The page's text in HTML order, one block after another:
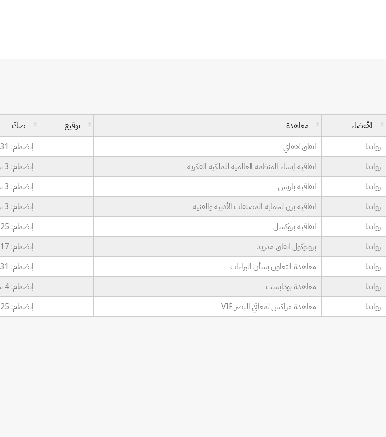
الأعضاء معاهدة توقيع صكّ
رواندا
اتفاق لاهاي إنضمام: 31 مايو 2011
رواندا
اتفاقية إنشاء المنظمة العالمية للملكية الفكرية إنضمام: 3 نوفمبر 1983
رواندا
اتفاقية باريس إنضمام: 3 نوفمبر 1983
رواندا
اتفاقية برن لحماية المصنفات الأدبية والفنية إنضمام: 3 نوفمبر 1983
رواندا
اتفاقية بروكسل إنضمام: 25 أبريل 2001
رواندا
بروتوكول اتفاق مدريد إنضمام: 17 مايو 2013
رواندا
معاهدة التعاون بشأن البراءات إنضمام: 31 مايو 2011
رواندا
معاهدة بودابست إنضمام: 4 سبتمبر 2023
رواندا
معاهدة مراكش لمعاقي البصر VIP إنضمام: 25 أكتوبر 2021